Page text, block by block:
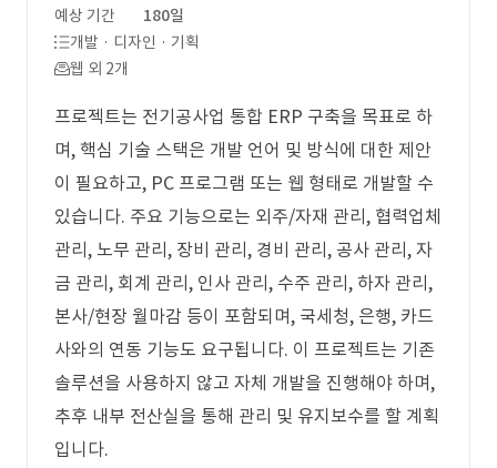
예상 기간
180일
개발 · 디자인 · 기획
웹 외 2개
프로젝트는 전기공사업 통합 ERP 구축을 목표로 하
며, 핵심 기술 스택은 개발 언어 및 방식에 대한 제안
이 필요하고, PC 프로그램 또는 웹 형태로 개발할 수
있습니다. 주요 기능으로는 외주/자재 관리, 협력업체
관리, 노무 관리, 장비 관리, 경비 관리, 공사 관리, 자
금 관리, 회계 관리, 인사 관리, 수주 관리, 하자 관리,
본사/현장 월마감 등이 포함되며, 국세청, 은행, 카드
사와의 연동 기능도 요구됩니다. 이 프로젝트는 기존
솔루션을 사용하지 않고 자체 개발을 진행해야 하며,
추후 내부 전산실을 통해 관리 및 유지보수를 할 계획
입니다.